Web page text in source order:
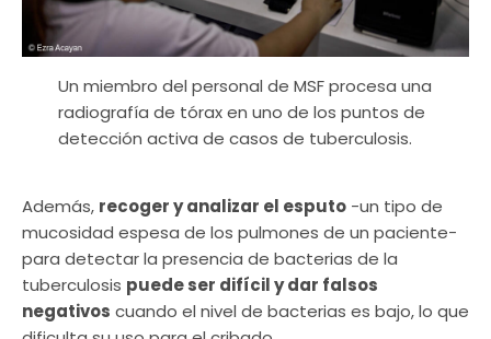
Un miembro del personal de MSF procesa una
radiografía de tórax en uno de los puntos de
detección activa de casos de tuberculosis.
Además, recoger y analizar el esputo -un tipo de
mucosidad espesa de los pulmones de un paciente-
para detectar la presencia de bacterias de la
tuberculosis puede ser difícil y dar falsos
negativos cuando el nivel de bacterias es bajo, lo que